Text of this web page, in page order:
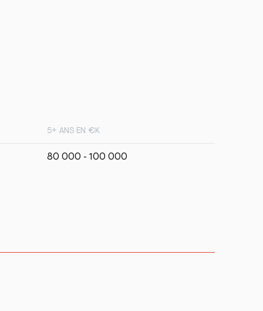
5+ ANS EN €K
80 000 - 100 000